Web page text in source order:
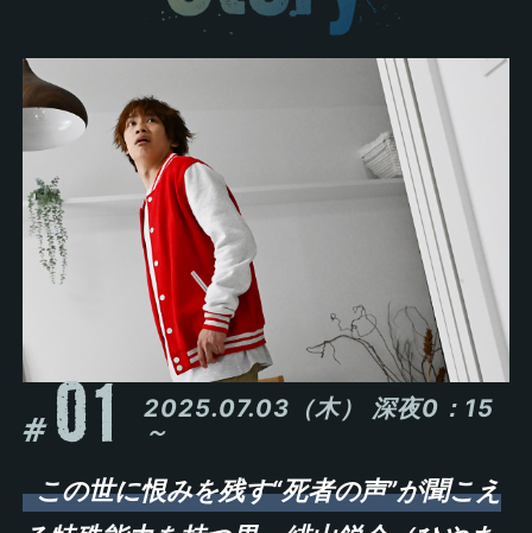
01
2025.07.03（木） 深夜0：15
～
この世に恨みを残す“死者の声”が聞こえ